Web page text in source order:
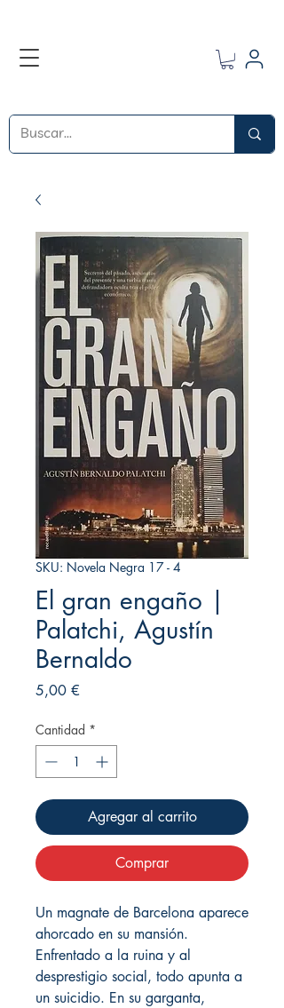
SKU: Novela Negra 17 - 4
El gran engaño |
Palatchi, Agustín
Bernaldo
5,00 €
Cantidad *
Agregar al carrito
Comprar
Un magnate de Barcelona aparece
ahorcado en su mansión.
Enfrentado a la ruina y al
desprestigio social, todo apunta a
un suicidio. En su garganta,